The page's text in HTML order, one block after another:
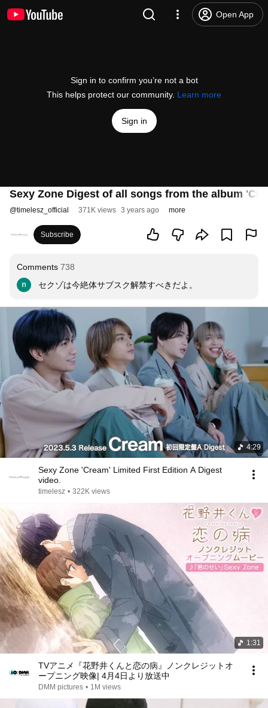
Open App
Sign in to confirm you’re not a bot
This helps protect our community. Learn more
Sign in
Sexy Zone Digest of all songs from the album
@timelesz_official 371K views 3 years ago more
Subscribe
Comments 738
セクゾは今絶体サブスク解禁すべきだよ。
4:29
Sexy Zone 'Cream' Limited First Edition A Digest
video.
timelesz • 322K views
1:31
TVアニメ『花野井くんと恋の病』ノンクレジットオ
ープニング映像| 4月4日より放送中
DMM pictures • 1M views